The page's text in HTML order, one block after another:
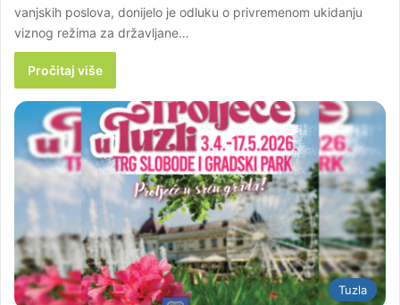
vanjskih poslova, donijelo je odluku o privremenom ukidanju
viznog režima za državljane…
Pročitaj više
Tuzla